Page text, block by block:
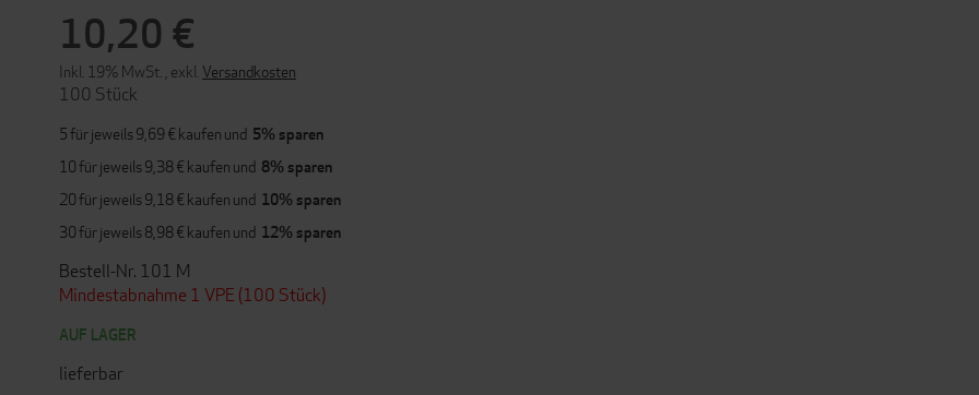
10,20 €
Inkl. 19% MwSt. , exkl. Versandkosten
100 Stück
5 für jeweils9,69 € kaufen und 5% sparen
10 für jeweils9,38 € kaufen und 8% sparen
20 für jeweils9,18 € kaufen und 10% sparen
30 für jeweils8,98 € kaufen und 12% sparen
Bestell-Nr. 101 M
Mindestabnahme 1 VPE (100 Stück)
AUF LAGER
lieferbar